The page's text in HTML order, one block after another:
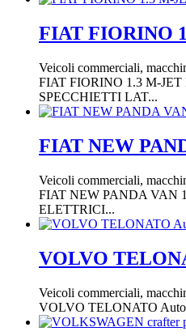
FIAT FIORINO
Veicoli commerciali,
FIAT FIORINO 1.3 M-
SPECCHIETTI LAT...
FIAT NEW
Veicoli commerciali,
FIAT NEW PANDA VAN
ELETTRICI...
VOLVO
Veicoli commerciali,
VOLVO TELONATO